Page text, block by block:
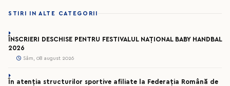
STIRI IN ALTE CATEGORII
ÎNSCRIERI DESCHISE PENTRU FESTIVALUL NAȚIONAL BABY HANDBAL
2026
Sâm, 08 august 2026
În atenția structurilor sportive afiliate la Federația Română de